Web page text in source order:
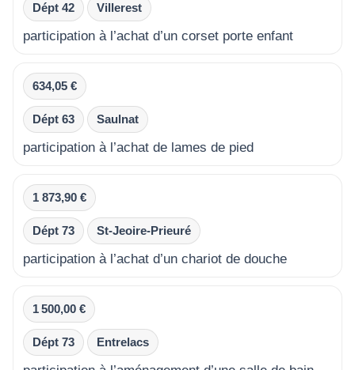
Dépt 42 Villerest
participation à l’achat d’un corset porte enfant
634,05 €
Dépt 63 Saulnat
participation à l’achat de lames de pied
1 873,90 €
Dépt 73 St-Jeoire-Prieuré
participation à l’achat d’un chariot de douche
1 500,00 €
Dépt 73 Entrelacs